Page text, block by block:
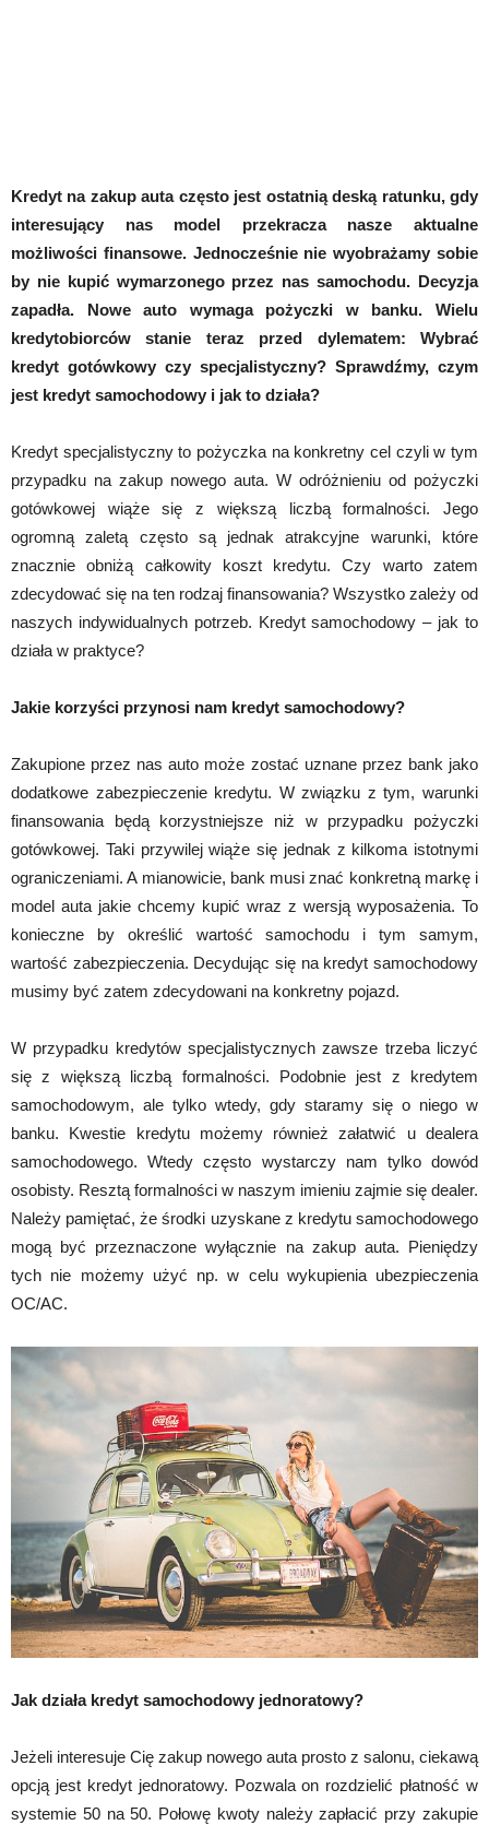
Kredyt na zakup auta często jest ostatnią deską ratunku, gdy
interesujący nas model przekracza nasze aktualne
możliwości finansowe. Jednocześnie nie wyobrażamy sobie
by nie kupić wymarzonego przez nas samochodu. Decyzja
zapadła. Nowe auto wymaga pożyczki w banku. Wielu
kredytobiorców stanie teraz przed dylematem: Wybrać
kredyt gotówkowy czy specjalistyczny? Sprawdźmy, czym
jest kredyt samochodowy i jak to działa?
Kredyt specjalistyczny to pożyczka na konkretny cel czyli w tym
przypadku na zakup nowego auta. W odróżnieniu od pożyczki
gotówkowej wiąże się z większą liczbą formalności. Jego
ogromną zaletą często są jednak atrakcyjne warunki, które
znacznie obniżą całkowity koszt kredytu. Czy warto zatem
zdecydować się na ten rodzaj finansowania? Wszystko zależy od
naszych indywidualnych potrzeb. Kredyt samochodowy – jak to
działa w praktyce?
Jakie korzyści przynosi nam kredyt samochodowy?
Zakupione przez nas auto może zostać uznane przez bank jako
dodatkowe zabezpieczenie kredytu. W związku z tym, warunki
finansowania będą korzystniejsze niż w przypadku pożyczki
gotówkowej. Taki przywilej wiąże się jednak z kilkoma istotnymi
ograniczeniami. A mianowicie, bank musi znać konkretną markę i
model auta jakie chcemy kupić wraz z wersją wyposażenia. To
konieczne by określić wartość samochodu i tym samym,
wartość zabezpieczenia. Decydując się na kredyt samochodowy
musimy być zatem zdecydowani na konkretny pojazd.
W przypadku kredytów specjalistycznych zawsze trzeba liczyć
się z większą liczbą formalności. Podobnie jest z kredytem
samochodowym, ale tylko wtedy, gdy staramy się o niego w
banku. Kwestie kredytu możemy również załatwić u dealera
samochodowego. Wtedy często wystarczy nam tylko dowód
osobisty. Resztą formalności w naszym imieniu zajmie się dealer.
Należy pamiętać, że środki uzyskane z kredytu samochodowego
mogą być przeznaczone wyłącznie na zakup auta. Pieniędzy
tych nie możemy użyć np. w celu wykupienia ubezpieczenia
OC/AC.
Jak działa kredyt samochodowy jednoratowy?
Jeżeli interesuje Cię zakup nowego auta prosto z salonu, ciekawą
opcją jest kredyt jednoratowy. Pozwala on rozdzielić płatność w
systemie 50 na 50. Połowę kwoty należy zapłacić przy zakupie